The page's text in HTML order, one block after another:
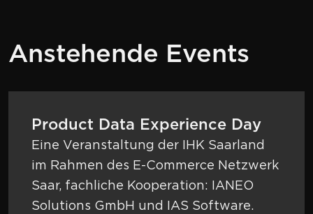
Anstehende Events
Product Data Experience Day
Eine Veranstaltung der IHK Saarland
im Rahmen des E-Commerce Netzwerk
Saar, fachliche Kooperation: IANEO
Solutions GmbH und IAS Software.